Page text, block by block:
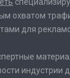
охватом
для
индустрии